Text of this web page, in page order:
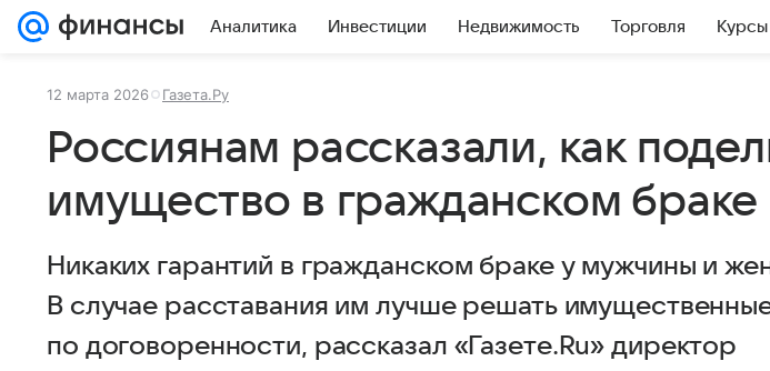
Аналитика Инвестиции Недвижимость Торговля Курсы
12 марта 2026 Газета.Ру
Россиянам рассказали, как
имущество в гражданском браке
Никаких гарантий в гражданском браке у мужчины и
В случае расставания им лучше решать
по договоренности, рассказал «Газете.Ru» директор